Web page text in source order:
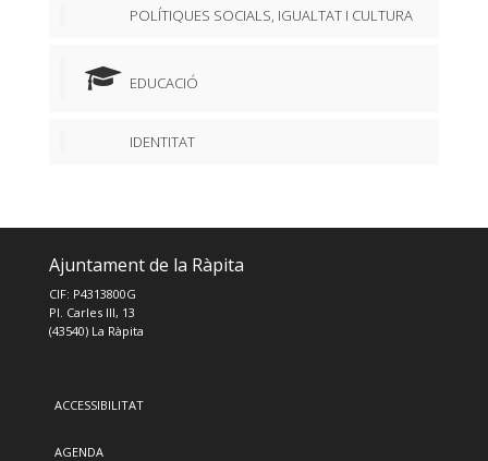
POLÍTIQUES SOCIALS, IGUALTAT I CULTURA
EDUCACIÓ
IDENTITAT
Ajuntament de la Ràpita
CIF: P4313800G
Pl. Carles III, 13
(43540) La Ràpita
ACCESSIBILITAT
AGENDA